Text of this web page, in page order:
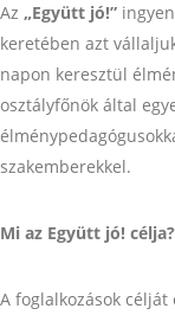
Az „Együtt jó!”
keretében azt
napon keresztül
osztályfőnök által
szakemberekkel.
Mi az Együtt jó! célja?
A foglalkozások célját